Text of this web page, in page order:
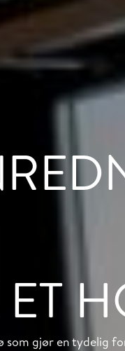
som gjør en tydelig